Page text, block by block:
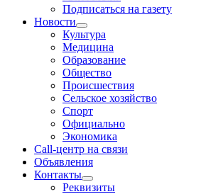
Подписаться на газету
Новости
Культура
Медицина
Образование
Общество
Происшествия
Сельское хозяйство
Спорт
Официально
Экономика
Call-центр на связи
Объявления
Контакты
Реквизиты